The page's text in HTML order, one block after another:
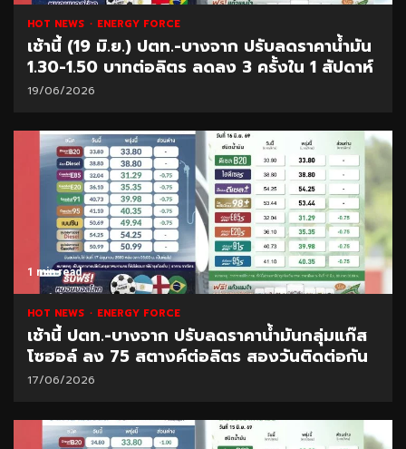
HOT NEWS ENERGY FORCE
เช้านี้ (19 มิ.ย.) ปตท.-บางจาก ปรับลดราคาน้ำมัน
1.30-1.50 บาทต่อลิตร ลดลง 3 ครั้งใน 1 สัปดาห์
19/06/2026
1 min read
HOT NEWS ENERGY FORCE
เช้านี้ ปตท.-บางจาก ปรับลดราคาน้ำมันกลุ่มแก๊ส
โซฮอล์ ลง 75 สตางค์ต่อลิตร สองวันติดต่อกัน
17/06/2026